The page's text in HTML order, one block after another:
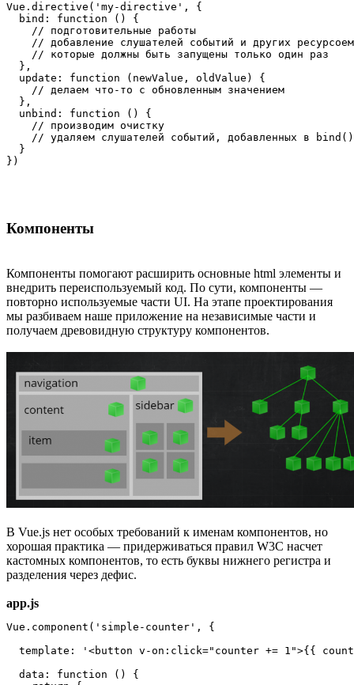
Vue.directive('my-directive', {
  bind: function () {
    // подготовительные работы
// добавление слушателей событий и других
    // которые должны быть запущены только один раз
  },
  update: function (newValue, oldValue) {
    // делаем что-то с обновленным значением
  },
  unbind: function () {
    // производим очистку
    // удаляем слушателей событий, добавленных в bind()
  }
})
Компоненты
Компоненты помогают расширить основные html элементы и
внедрить переиспользуемый код. По сути, компоненты —
повторно используемые части UI. На этапе проектирования
мы разбиваем наше приложение на независимые части и
получаем древовидную структуру компонентов.
В Vue.js нет особых требований к именам компонентов, но
хорошая практика — придерживаться правил W3C насчет
кастомных компонентов, то есть буквы нижнего регистра и
разделения через дефис.
app.js
Vue.component('simple-counter', {
template: '<button v-on:click="counter += 1">{{
  data: function () {